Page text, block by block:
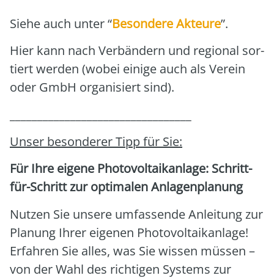
Sie­he auch unter “Beson­de­re Akteu­re”.
Hier kann nach Ver­bän­dern und regio­nal sor­
tiert wer­den (wobei eini­ge auch als Ver­ein
oder GmbH orga­ni­siert sind).
Unser beson­de­rer Tipp für Sie:
Für Ihre eige­ne Pho­to­vol­ta­ik­an­la­ge: Schritt-
für-Schritt zur opti­ma­len Anla­gen­pla­nung
Nut­zen Sie unse­re umfas­sen­de Anlei­tung zur
Pla­nung Ihrer eige­nen Pho­to­vol­ta­ik­an­la­ge!
Erfah­ren Sie alles, was Sie wis­sen müs­sen –
von der Wahl des rich­ti­gen Sys­tems zur